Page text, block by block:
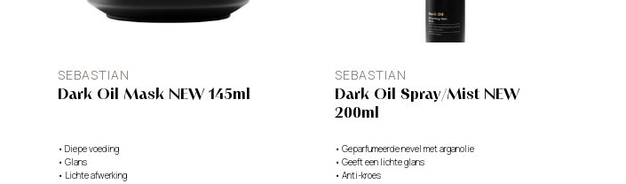
SEBASTIAN
Dark Oil Mask NEW 145ml
• Diepe voeding
• Glans
• Lichte afwerking
SEBASTIAN
Dark Oil Spray/Mist NEW
200ml
• Geparfumeerde nevel met arganolie
• Geeft een lichte glans
• Anti-kroes